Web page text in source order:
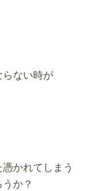
ない時が
かれてしまう
か？